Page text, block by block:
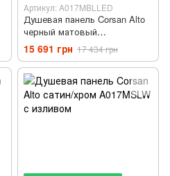
Артикул: A017MBLLED
Душевая панель Corsan Alto
черный матовый
A017MBLLED с LED
подсветкой
15 691 грн 17 434 грн